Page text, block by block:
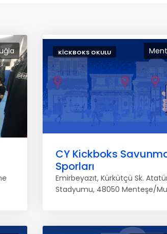
KICKBOKS OKULU
CY Kickboks
Sporları
Emirbeyazıt, Kürkütçü Sk.
Stadyumu, 48050 Menteşe/